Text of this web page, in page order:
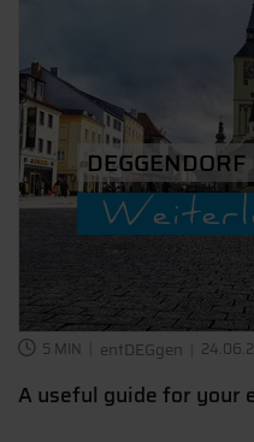
5 MIN entDEGgen
A useful guide for your